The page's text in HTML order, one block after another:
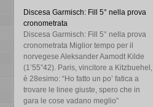
Discesa Garmisch: Fill 5° nella prova
cronometrata
Discesa Garmisch: Fill 5° nella prova
cronometrata Miglior tempo per il
norvegese Aleksander Aamodt Kilde
(1’55”42). Paris, vincitore a Kitzbuehel,
è 28esimo: “Ho fatto un po’ fatica a
trovare le linee giuste, spero che in
gara le cose vadano meglio”